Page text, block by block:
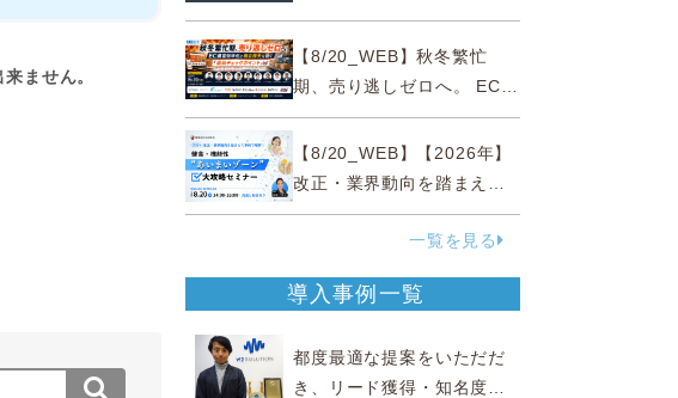
ません。
小売の未来を変える事業戦
略【8/20_WEB】秋冬繁忙
期、売り逃しゼロへ。 EC運
営効率化と機会損失を防ぐ
『直前チェックポイント』
【8/20_WEB】【2026年】
改正・業界動向を踏まえて
事例で理解 健食・機能
性“あいまいゾーン”大攻略セ
一覧を見る
導入事例一覧
都度最適な提案をいただだ
き、リード獲得・知名度向